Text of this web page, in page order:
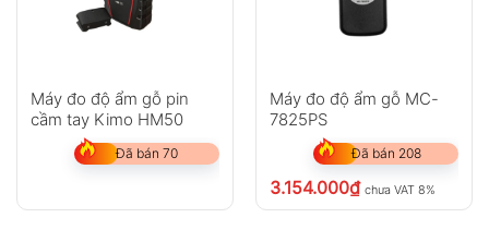
Máy đo độ ẩm gỗ pin
cầm tay Kimo HM50
Đã bán 70
Máy đo độ ẩm gỗ MC-
7825PS
Đã bán 208
3.154.000₫ chưa VAT 8%